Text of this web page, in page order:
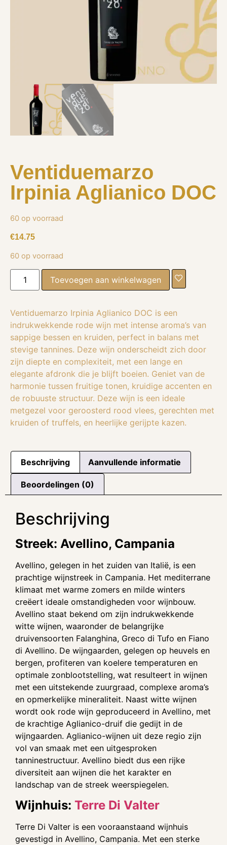
Ventiduemarzo
Irpinia Aglianico DOC
60 op voorraad
€14.75
60 op voorraad
Toevoegen aan winkelwagen
Ventiduemarzo Irpinia Aglianico DOC is een
indrukwekkende rode wijn met intense aroma’s van
sappige bessen en kruiden, perfect in balans met
stevige tannines. Deze wijn onderscheidt zich door
zijn diepte en complexiteit, met een lange en
elegante afdronk die je blijft boeien. Geniet van de
harmonie tussen fruitige tonen, kruidige accenten en
de robuuste structuur. Deze wijn is een ideale
metgezel voor geroosterd rood vlees, gerechten met
kruiden of truffels, en heerlijke gerijpte kazen.
Beschrijving Aanvullende informatie
Beoordelingen (0)
Beschrijving
Streek: Avellino, Campania
Avellino, gelegen in het zuiden van Italië, is een
prachtige wijnstreek in Campania. Het mediterrane
klimaat met warme zomers en milde winters
creëert ideale omstandigheden voor wijnbouw.
Avellino staat bekend om zijn indrukwekkende
witte wijnen, waaronder de belangrijke
druivensoorten Falanghina, Greco di Tufo en Fiano
di Avellino. De wijngaarden, gelegen op heuvels en
bergen, profiteren van koelere temperaturen en
optimale zonblootstelling, wat resulteert in wijnen
met een uitstekende zuurgraad, complexe aroma’s
en opmerkelijke mineraliteit. Naast witte wijnen
wordt ook rode wijn geproduceerd in Avellino, met
de krachtige Aglianico-druif die gedijt in de
wijngaarden. Aglianico-wijnen uit deze regio zijn
vol van smaak met een uitgesproken
tanninestructuur. Avellino biedt dus een rijke
diversiteit aan wijnen die het karakter en
landschap van de streek weerspiegelen.
Wijnhuis: Terre Di Valter
Terre Di Valter is een vooraanstaand wijnhuis
gevestigd in Avellino, Campania. Met een sterke